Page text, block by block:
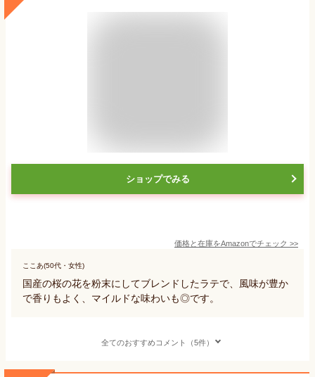
ショップでみる
価格と在庫をAmazonでチェック >>
ここあ(50代・女性)
国産の桜の花を粉末にしてブレンドしたラテで、風味が豊か
で香りもよく、マイルドな味わいも◎です。
全てのおすすめコメント（5件）